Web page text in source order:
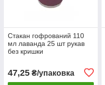
Стакан гофрований 110
мл лаванда 25 шт рукав
без кришки
47,25 ₴/упаковка